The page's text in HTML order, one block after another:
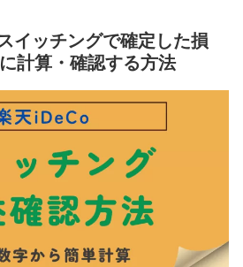
イッチングで確定した損
計算・確認する方法